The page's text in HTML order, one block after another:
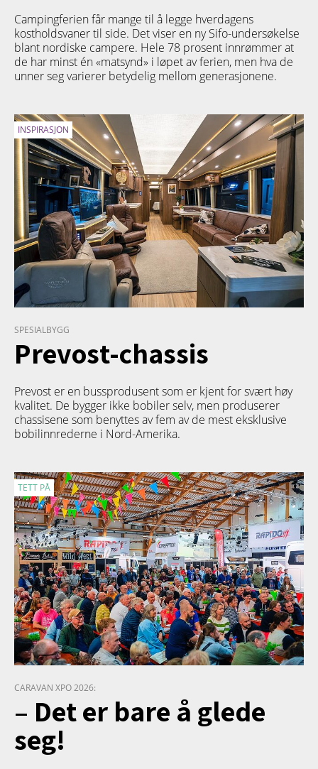
Campingferien får mange til å legge hverdagens
kostholdsvaner til side. Det viser en ny Sifo-undersøkelse
blant nordiske campere. Hele 78 prosent innrømmer at
de har minst én «matsynd» i løpet av ferien, men hva de
unner seg varierer betydelig mellom generasjonene.
INSPIRASJON
SPESIALBYGG
Prevost-chassis
Prevost er en bussprodusent som er kjent for svært høy
kvalitet. De bygger ikke bobiler selv, men produserer
chassisene som benyttes av fem av de mest eksklusive
bobilinnrederne i Nord-Amerika.
TETT PÅ
CARAVAN XPO 2026:
– Det er bare å glede
seg!